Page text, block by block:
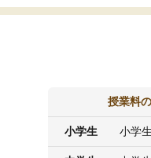
授業料
小学生 小学